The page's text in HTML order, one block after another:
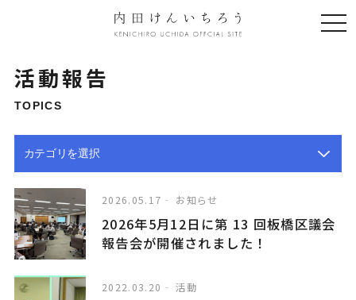
活動報告
TOPICS
2026.05.17 お知らせ
2026年5月12日に第 13 回板橋区議会
報告会が開催されました！
2022.03.20 活動